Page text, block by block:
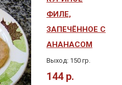
ФИЛЕ,
ЗАПЕЧЁННОЕ С
АНАНАСОМ
Выход: 150 гр.
144 р.